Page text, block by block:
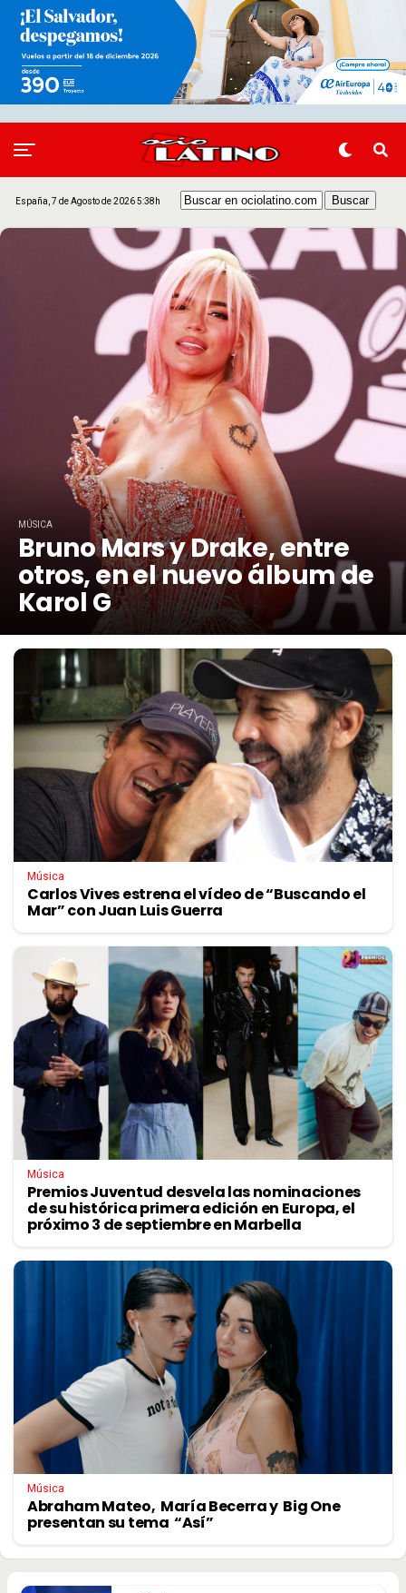
España, 7 de Agosto de 2026 5:38h
MÚSICA
Bruno Mars y Drake, entre
otros, en el nuevo álbum de
Karol G
Música
Carlos Vives estrena el vídeo de “Buscando el
Mar” con Juan Luis Guerra
Música
Premios Juventud desvela las nominaciones
de su histórica primera edición en Europa, el
próximo 3 de septiembre en Marbella
Música
Abraham Mateo, María Becerra y Big One
presentan su tema “Así”